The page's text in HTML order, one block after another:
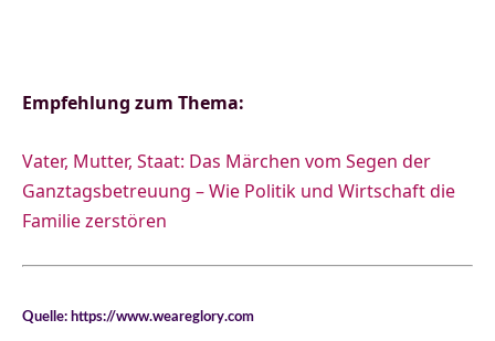
Empfehlung zum Thema:
Vater, Mutter, Staat: Das Märchen vom Segen der
Ganztagsbetreuung – Wie Politik und Wirtschaft die
Familie zerstören
Quelle: https://www.weareglory.com